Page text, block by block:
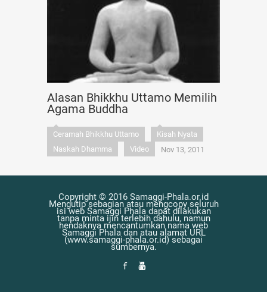
Alasan Bhikkhu Uttamo Memilih
Agama Buddha
Ceramah Bhikkhu Uttamo
Kisah Nyata
Naskah Dhamma
Video Nov 13, 2011
Copyright © 2016 Samaggi-Phala.or.id
Mengutip sebagian atau mengcopy seluruh
isi web Samaggi Phala dapat dilakukan
tanpa minta ijin terlebih dahulu, namun
hendaknya mencantumkan nama web
Samaggi Phala dan atau alamat URL
(www.samaggi-phala.or.id) sebagai
sumbernya.